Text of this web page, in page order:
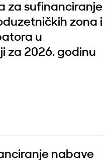
za sufinanciranje
zona i
u
za 2026. godinu
nabave